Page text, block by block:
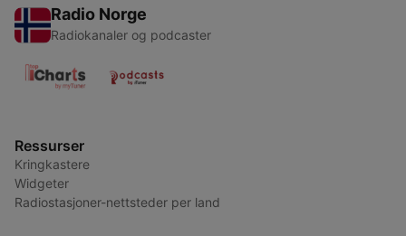
Radio Norge
Radiokanaler og podcaster
Ressurser
Kringkastere
Widgeter
Radiostasjoner-nettsteder per land